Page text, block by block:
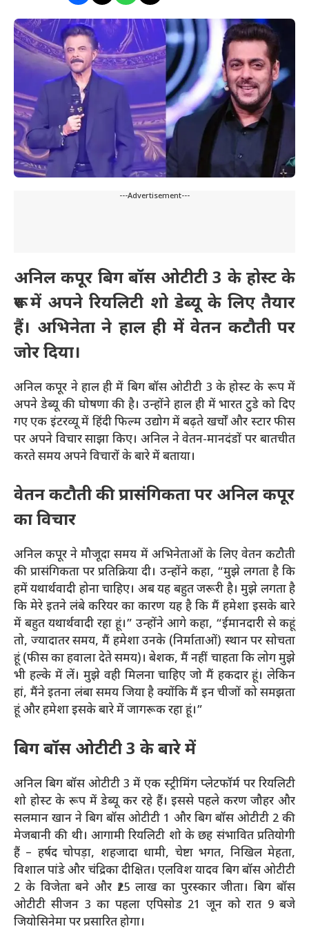
---Advertisement---
अनिल कपूर बिग बॉस ओटीटी 3 के होस्ट के
रूप में अपने रियलिटी शो डेब्यू के लिए तैयार
हैं। अभिनेता ने हाल ही में वेतन कटौती पर
जोर दिया।
अनिल कपूर ने हाल ही में बिग बॉस ओटीटी 3 के होस्ट के रूप में
अपने डेब्यू की घोषणा की है। उन्होंने हाल ही में भारत टुडे को दिए
गए एक इंटरव्यू में हिंदी फिल्म उद्योग में बढ़ते खर्चों और स्टार फीस
पर अपने विचार साझा किए। अनिल ने वेतन-मानदंडों पर बातचीत
करते समय अपने विचारों के बारे में बताया।
वेतन कटौती की प्रासंगिकता पर अनिल कपूर
का विचार
अनिल कपूर ने मौजूदा समय में अभिनेताओं के लिए वेतन कटौती
की प्रासंगिकता पर प्रतिक्रिया दी। उन्होंने कहा, “मुझे लगता है कि
हमें यथार्थवादी होना चाहिए। अब यह बहुत जरूरी है। मुझे लगता है
कि मेरे इतने लंबे करियर का कारण यह है कि मैं हमेशा इसके बारे
में बहुत यथार्थवादी रहा हूं।” उन्होंने आगे कहा, “ईमानदारी से कहूं
तो, ज्यादातर समय, मैं हमेशा उनके (निर्माताओं) स्थान पर सोचता
हूं (फीस का हवाला देते समय)। बेशक, मैं नहीं चाहता कि लोग मुझे
भी हल्के में लें। मुझे वही मिलना चाहिए जो मैं हकदार हूं। लेकिन
हां, मैंने इतना लंबा समय जिया है क्योंकि मैं इन चीजों को समझता
हूं और हमेशा इसके बारे में जागरूक रहा हूं।”
बिग बॉस ओटीटी 3 के बारे में
अनिल बिग बॉस ओटीटी 3 में एक स्ट्रीमिंग प्लेटफॉर्म पर रियलिटी
शो होस्ट के रूप में डेब्यू कर रहे हैं। इससे पहले करण जौहर और
सलमान खान ने बिग बॉस ओटीटी 1 और बिग बॉस ओटीटी 2 की
मेजबानी की थी। आगामी रियलिटी शो के छह संभावित प्रतियोगी
हैं – हर्षद चोपड़ा, शहजादा धामी, चेष्टा भगत, निखिल मेहता,
विशाल पांडे और चंद्रिका दीक्षित। एलविश यादव बिग बॉस ओटीटी
2 के विजेता बने और ₹25 लाख का पुरस्कार जीता। बिग बॉस
ओटीटी सीजन 3 का पहला एपिसोड 21 जून को रात 9 बजे
जियोसिनेमा पर प्रसारित होगा।